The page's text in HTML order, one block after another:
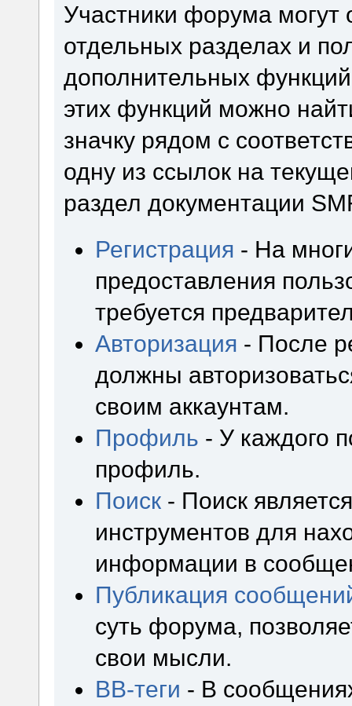
Участники форума
отдельных разделах и
дополнительных
этих функций можно
значку рядом с
одну из ссылок на
раздел документации
Регистрация - На
предоставления
требуется
Авторизация - После
должны
своим аккаунтам.
Профиль - У каждого
профиль.
Поиск - Поиск
инструментов для
информации в
Публикация
суть форума,
свои мысли.
BB-теги - В